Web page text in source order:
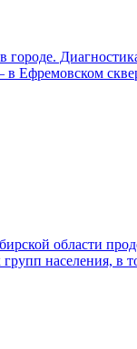
в Ефремовском
области
населения, в